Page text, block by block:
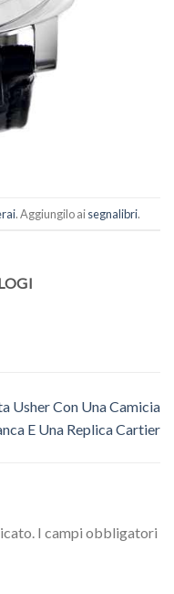
. Aggiungilo aisegnalibri.
Usher Con Una Camicia
E Una Replica Cartier
I campi obbligatori